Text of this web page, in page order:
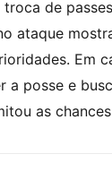
de
ataque
Em
a posse e
as